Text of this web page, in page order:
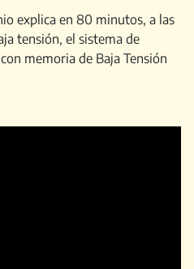
explica en 80 minutos, a las
tensión, el sistema de
memoria de Baja Tensión